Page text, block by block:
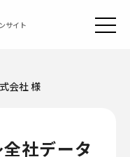
サイト
会社 様
社データ